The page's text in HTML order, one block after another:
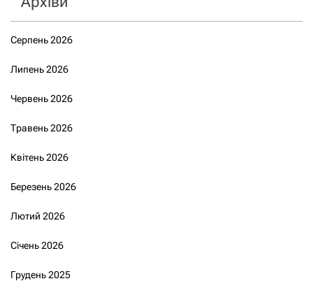
Серпень 2026
Липень 2026
Червень 2026
Травень 2026
Квітень 2026
Березень 2026
Лютий 2026
Січень 2026
Грудень 2025